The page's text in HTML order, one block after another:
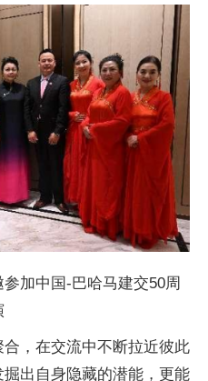
加中国-巴哈马建交50周
，在交流中不断拉近彼此
出自身隐藏的潜能，更能